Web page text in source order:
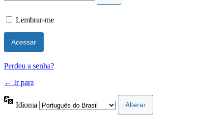
Lembrar-me
Perdeu a senha?
← Ir para
Idioma